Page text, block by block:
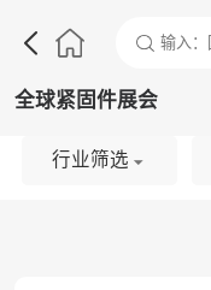

全球紧固件展会
行业筛选